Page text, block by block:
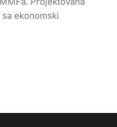
ekonomski